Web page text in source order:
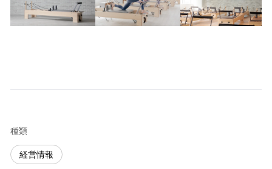
種類
経営情報